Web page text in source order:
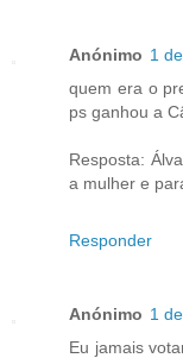
Anónimo 1
quem era o
ps ganhou a
Resposta:
a mulher e
Responder
Anónimo 1
Eu jamais